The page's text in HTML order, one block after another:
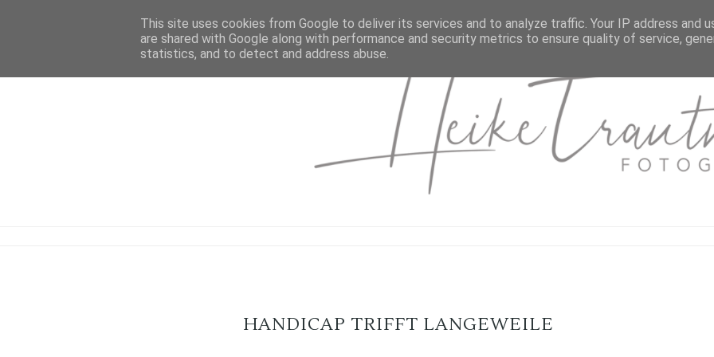
HANDICAP TRIFFT LANGEWEILE
This site uses cookies from Google to deliver its services and to analyze traffic. Your IP address and
are shared with Google along with performance and security metrics to ensure quality of service,
statistics, and to detect and address abuse.